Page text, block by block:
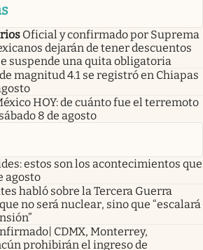
Oficial y confirmado por Suprema
dejarán de tener descuentos
suspende una quita obligatoria
magnitud 4.1 se registró en Chiapas
HOY: de cuánto fue el terremoto
8 de agosto
estos son los acontecimientos que
agosto
habló sobre la Tercera Guerra
no será nuclear, sino que “escalará
CDMX, Monterrey,
prohibirán el ingreso de